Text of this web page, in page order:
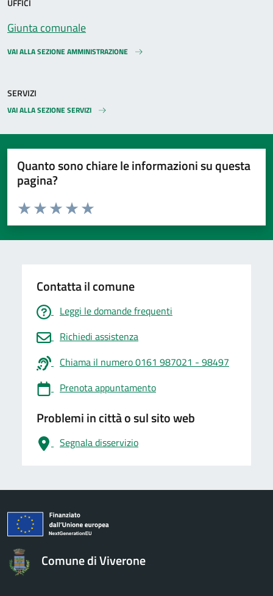
UFFICI
Giunta comunale
VAI ALLA SEZIONE AMMINISTRAZIONE
SERVIZI
VAI ALLA SEZIONE SERVIZI
Quanto sono chiare le informazioni su questa
pagina?
Valuta da 1 a 5 stelle la pagina
Valuta 5 stelle su 5
Valuta 4 stelle su 5
Valuta 3 stelle su 5
Valuta 2 stelle su 5
Valuta 1 stelle su 5
Contatta il comune
Leggi le domande frequenti
Richiedi assistenza
Chiama il numero 0161 987021 - 98497
Prenota appuntamento
Problemi in città o sul sito web
Segnala disservizio
logo Unione Europea
Comune di Viverone